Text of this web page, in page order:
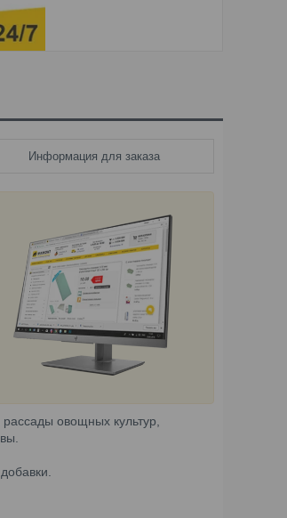
Информация для заказа
овощных культур,